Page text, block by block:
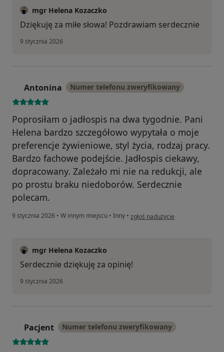
mgr Helena Kozaczko
Dziękuję za miłe słowa! Pozdrawiam serdecznie
9 stycznia 2026
Antonina Numer telefonu zweryfikowany
Poprosiłam o jadłospis na dwa tygodnie. Pani
Helena bardzo szczegółowo wypytała o moje
preferencje żywieniowe, styl życia, rodzaj pracy.
Bardzo fachowe podejście. Jadłospis ciekawy,
dopracowany. Zależało mi nie na redukcji, ale
po prostu braku niedoborów. Serdecznie
polecam.
9 stycznia 2026 • W innym miejscu • Inny • w opinii użytkownika Antonina
zgłoś nadużycie
mgr Helena Kozaczko
Serdecznie dziękuję za opinię!
9 stycznia 2026
Pacjent Numer telefonu zweryfikowany